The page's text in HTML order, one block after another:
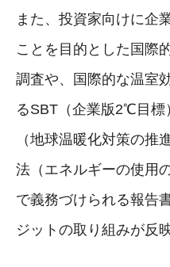
また、投資家向けに企
ことを目的とした国際
調査や、国際的な温室
るSBT（企業版2℃目標
（地球温暖化対策の推
法（エネルギーの使用
で義務づけられる報告
ジットの取り組みが反